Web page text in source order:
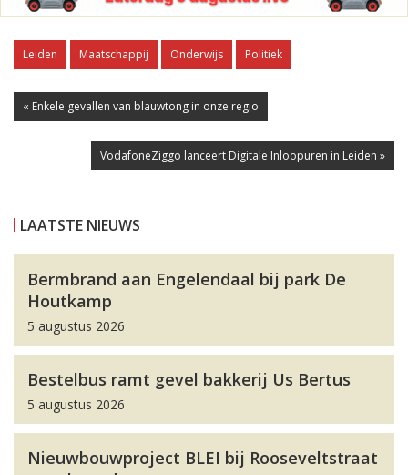
Leiden Maatschappij Onderwijs Politiek
« Enkele gevallen van blauwtong in onze regio
VodafoneZiggo lanceert Digitale Inloopuren in Leiden »
LAATSTE NIEUWS
Bermbrand aan Engelendaal bij park De
Houtkamp
5 augustus 2026
Bestelbus ramt gevel bakkerij Us Bertus
5 augustus 2026
Nieuwbouwproject BLEI bij Rooseveltstraat